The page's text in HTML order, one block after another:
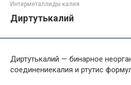
Интерметаллиды калия‎
Диртутькалий
Диртутькалий — бинарное
соединениекалия и ртутис